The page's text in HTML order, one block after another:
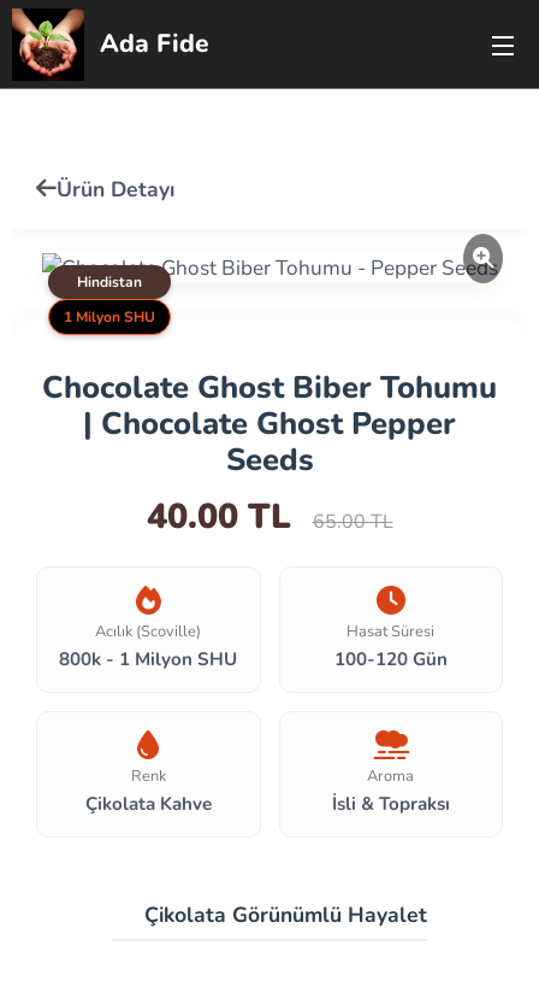
Ada Fide
Ürün Detayı
Hindistan
1 Milyon SHU
Chocolate Ghost Biber Tohumu
| Chocolate Ghost Pepper
Seeds
40.00 TL 65.00 TL
Acılık (Scoville)
800k - 1 Milyon SHU
Hasat Süresi
100-120 Gün
Renk
Çikolata Kahve
Aroma
İsli & Topraksı
👻 Çikolata Görünümlü Hayalet